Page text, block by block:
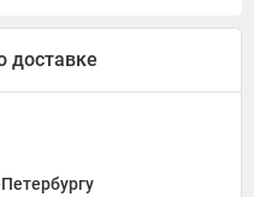
доставке